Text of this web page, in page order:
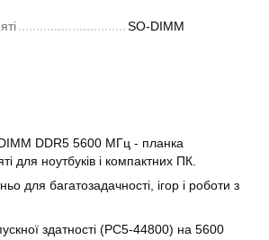
SO-DIMM
DDR5 5600 МГц - планка
для ноутбуків і компактних ПК.
для багатозадачності, ігор і роботи з
здатності (PC5-44800) на 5600